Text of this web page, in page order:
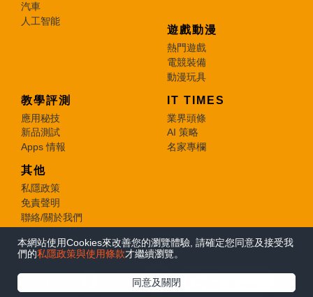
本網站使用Cookies來改善您的瀏覽體驗, 請確定您同意及接受我
們的私隱政策與使用條款才繼續瀏覽。
同意及關閉
汽車
人工智能
遊戲動漫
熱門遊戲
電競裝備
動漫玩具
教學評測
應用秘技
新品測試
Apps 情報
IT TIMES
業界頭條
AI 策略
名家專欄
其他
私隱政策
免責聲明
聯絡/關於我們
© 2026 e-zone. All Rights Reserved.